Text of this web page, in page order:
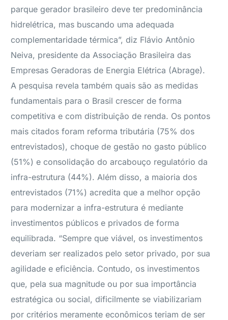
parque gerador brasileiro deve ter predominância
hidrelétrica, mas buscando uma adequada
complementaridade térmica”, diz Flávio Antônio
Neiva, presidente da Associação Brasileira das
Empresas Geradoras de Energia Elétrica (Abrage).
A pesquisa revela também quais são as medidas
fundamentais para o Brasil crescer de forma
competitiva e com distribuição de renda. Os pontos
mais citados foram reforma tributária (75% dos
entrevistados), choque de gestão no gasto público
(51%) e consolidação do arcabouço regulatório da
infra-estrutura (44%). Além disso, a maioria dos
entrevistados (71%) acredita que a melhor opção
para modernizar a infra-estrutura é mediante
investimentos públicos e privados de forma
equilibrada. “Sempre que viável, os investimentos
deveriam ser realizados pelo setor privado, por sua
agilidade e eficiência. Contudo, os investimentos
que, pela sua magnitude ou por sua importância
estratégica ou social, dificilmente se viabilizariam
por critérios meramente econômicos teriam de ser